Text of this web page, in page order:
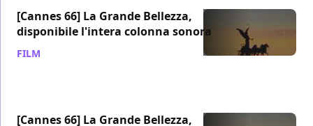
[Cannes 66] La Grande Bellezza,
disponibile l'intera colonna sonora
FILM
[Cannes 66] La Grande Bellezza,